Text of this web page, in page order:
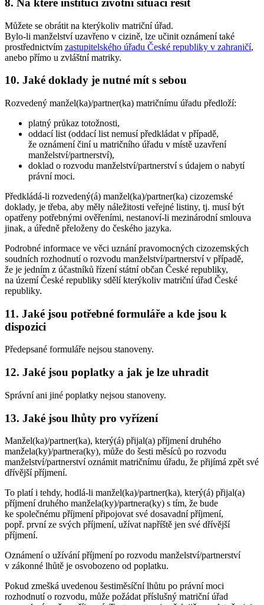
8. Na které instituci životní situaci řešit
Můžete se obrátit na kterýkoliv matriční úřad.
Bylo-li manželství uzavřeno v cizině, lze učinit oznámení také
prostřednictvím zastupitelského úřadu České republiky v zahraničí,
anebo přímo u zvláštní matriky.
10. Jaké doklady je nutné mít s sebou
Rozvedený manžel(ka)/partner(ka) matričnímu úřadu předloží:
platný průkaz totožnosti,
oddací list (oddací list nemusí předkládat v případě,
že oznámení činí u matričního úřadu v místě uzavření
manželství/partnerství),
doklad o rozvodu manželství/partnerství s údajem o nabytí
právní moci.
Předkládá-li rozvedený(á) manžel(ka)/partner(ka) cizozemské
doklady, je třeba, aby měly náležitosti veřejné listiny, tj. musí být
opatřeny potřebnými ověřeními, nestanoví-li mezinárodní smlouva
jinak, a úředně přeloženy do českého jazyka.
Podrobné informace ve věci uznání pravomocných cizozemských
soudních rozhodnutí o rozvodu manželství/partnerství v případě,
že je jedním z účastníků řízení státní občan České republiky,
na území České republiky sdělí kterýkoliv matriční úřad České
republiky.
11. Jaké jsou potřebné formuláře a kde jsou k
dispozici
Předepsané formuláře nejsou stanoveny.
12. Jaké jsou poplatky a jak je lze uhradit
Správní ani jiné poplatky nejsou stanoveny.
13. Jaké jsou lhůty pro vyřízení
Manžel(ka)/partner(ka), který(á) přijal(a) příjmení druhého
manžela(ky)/partnera(ky), může do šesti měsíců po rozvodu
manželství/partnerství oznámit matričnímu úřadu, že přijímá zpět své
dřívější příjmení.
To platí i tehdy, hodlá-li manžel(ka)/partner(ka), který(á) přijal(a)
příjmení druhého manžela(ky)/partnera(ky) s tím, že bude
ke společnému příjmení připojovat své dosavadní příjmení,
popř. první ze svých příjmení, užívat napříště jen své dřívější
příjmení.
Oznámení o užívání příjmení po rozvodu manželství/partnerství
v zákonné lhůtě je osvobozeno od poplatku.
Pokud zmešká uvedenou šestiměsíční lhůtu po právní moci
rozhodnutí o rozvodu, může požádat příslušný matriční úřad